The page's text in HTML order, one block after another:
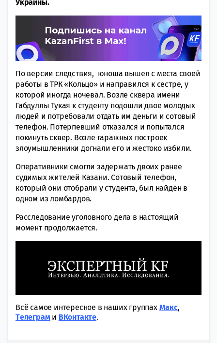
Украины.
По версии следствия, юноша вышел с места своей
работы в ТРК «Кольцо» и направился к сестре, у
которой иногда ночевал. Возле сквера имени
Габдуллы Тукая к студенту подошли двое молодых
людей и потребовали отдать им деньги и сотовый
телефон. Потерпевший отказался и попытался
покинуть сквер. Возле гаражных построек
злоумышленники догнали его и жестоко избили.
Оперативники смогли задержать двоих ранее
судимых жителей Казани. Сотовый телефон,
который они отобрали у студента, был найден в
одном из ломбардов.
Расследование уголовного дела в настоящий
момент продолжается.
Всё самое интересное в наших группах Макс,
Tелеграми ВКонтакте.